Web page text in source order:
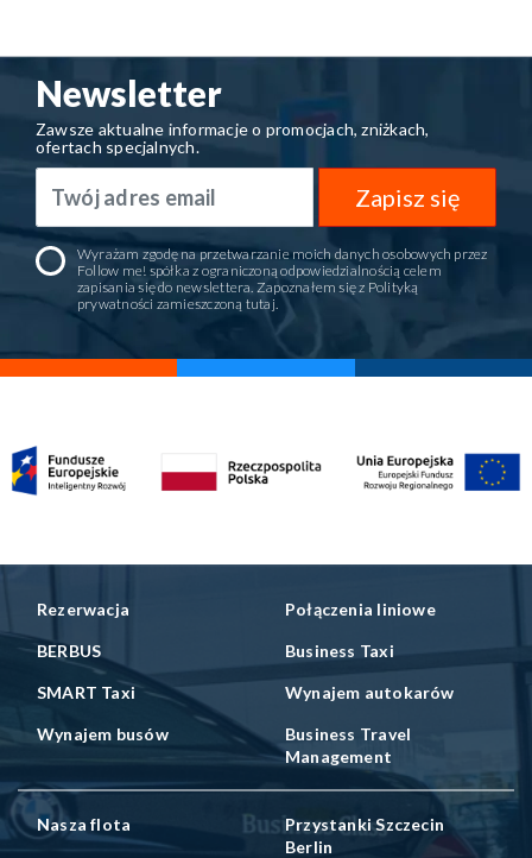
Newsletter
Zawsze aktualne informacje o promocjach, zniżkach,
ofertach specjalnych.
Zapisz się
Wyrażam zgodę na przetwarzanie moich danych osobowych przez
Follow me! spółka z ograniczoną odpowiedzialnością celem
zapisania się do newslettera. Zapoznałem się z Polityką
prywatności zamieszczoną tutaj.
Rezerwacja Połączenia liniowe
BERBUS Business Taxi
SMART Taxi Wynajem autokarów
Wynajem busów
Business Travel
Management
Nasza flota
Przystanki Szczecin
Berlin